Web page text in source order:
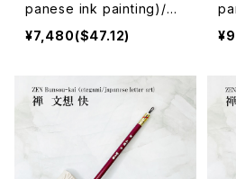
panese ink painting)/禅
心現
¥7,480($47.12)
想